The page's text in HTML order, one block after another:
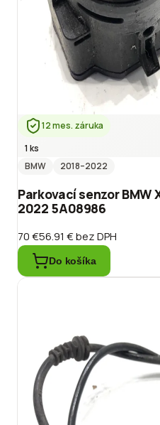
12 mes. záruka
1 ks
BMW
2018–2022
Parkovací senzor BMW
2022 5A08986
70 €56.91 €bez DPH
Do košíka